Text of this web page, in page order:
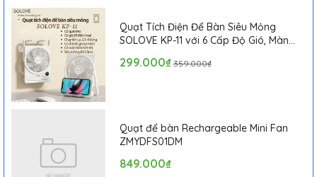
Thiết kế đơn giản, sang
trọng
IFEITE LFT-010
sở hữu vẻ ngoài vô cùng đơn giản với tông
Quạt Tích Điện Để Bàn Siêu Mỏng
SOLOVE KP-11 với 6 Cấp Độ Gió, Màn
299.000₫ 359.000₫
Quạt để bàn Rechargeable Mini Fan
ZMYDFS01DM
849.000₫